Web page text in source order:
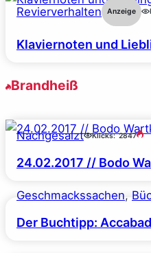
Revierverhalten Anzeige
Klaviernoten und
Brandheiß
Nachgesalzt Klicks: 2847
24.02.2017 // Bodo
Geschmackssachen,
Der Buchtipp: